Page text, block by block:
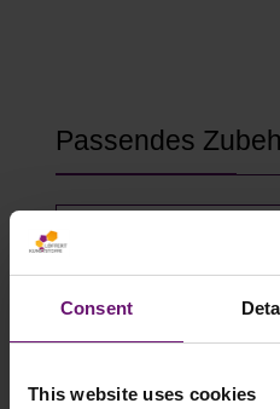
Consent
This website uses cookies
Produktgalerie
Passendes